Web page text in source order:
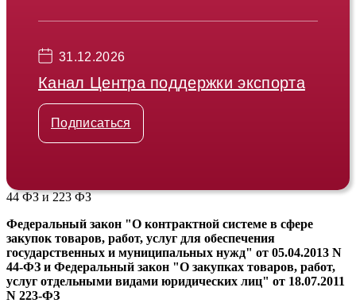
31.12.2026
Канал Центра поддержки экспорта
Подписаться
44 ФЗ и 223 ФЗ
Федеральный закон "О контрактной системе в сфере
закупок товаров, работ, услуг для обеспечения
государственных и муниципальных нужд" от 05.04.2013 N
44-ФЗ и Федеральный закон "О закупках товаров, работ,
услуг отдельными видами юридических лиц" от 18.07.2011
N 223-ФЗ